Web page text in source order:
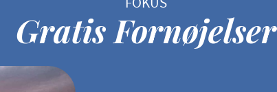
Gratis Fornøjelser